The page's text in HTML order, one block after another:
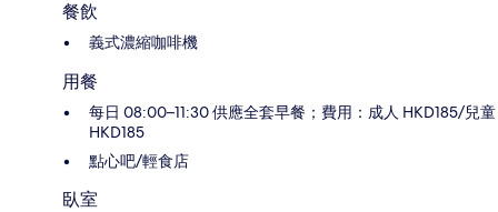
餐飲
義式濃縮咖啡機
用餐
每日 08:00–11:30 供應全套早餐；費用：成人 HKD185/兒童
HKD185
點心吧/輕食店
臥室